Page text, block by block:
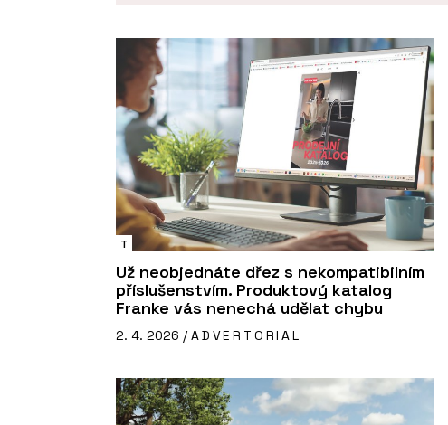
T
Už neobjednáte dřez s nekompatibilním
příslušenstvím. Produktový katalog
Franke vás nenechá udělat chybu
2. 4. 2026 / ADVERTORIAL